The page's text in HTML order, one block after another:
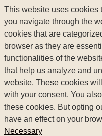
This website uses cookies
you navigate through the
cookies that are
browser as they are
functionalities of the
that help us analyze and
website. These cookies
with your consent. You
these cookies. But opting
have an effect on your
Necessary